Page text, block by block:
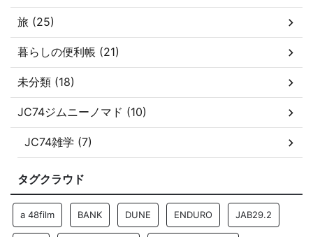
旅 (25)
暮らしの便利帳 (21)
未分類 (18)
JC74ジムニーノマド (10)
JC74雑学 (7)
タグクラウド
a 48film BANK DUNE ENDURO JAB29.2